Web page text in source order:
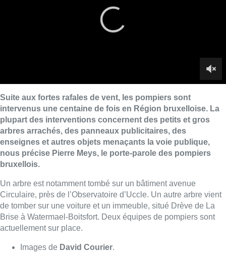
enseignes et autres objets menaçants la voie publique,
nous précise Pierre Meys, le porte-parole des pompiers
Circulaire, près de l’Observatoire d’Uccle. Un autre arbre vient
de tomber sur une voiture et un immeuble, situé Drève de La
Brise à Watermael-Boitsfort. Deux équipes de pompiers sont
actuellement sur place.
Images de David Courier.
Lire aussi :
Météo: du soleil et jusqu’à 28°C ce
samedi, l’avertissement jaune à la
chaleur activé